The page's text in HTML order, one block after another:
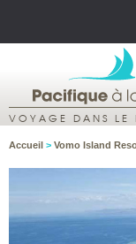
VOYAGE DANS LE
Accueil > Vomo Island